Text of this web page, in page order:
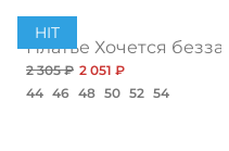
HIT
Платье Хочется
2 305 ₽ 2 051 ₽
44 46 48 50 52 54